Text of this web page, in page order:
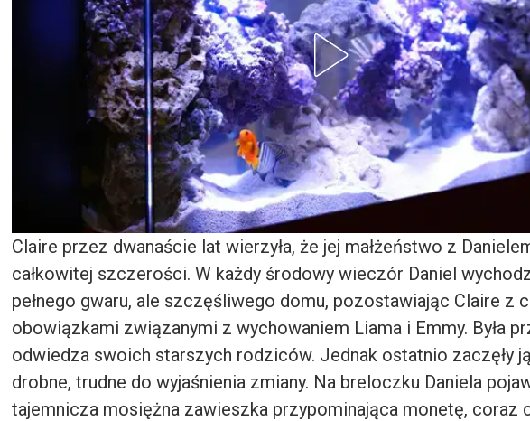
Claire przez dwanaście lat wierzyła, że jej małżeństwo z
całkowitej szczerości. W każdy środowy wieczór Daniel
pełnego gwaru, ale szczęśliwego domu, pozostawiając Claire z
obowiązkami związanymi z wychowaniem Liama i Emmy. Była
odwiedza swoich starszych rodziców. Jednak ostatnio zaczęły
drobne, trudne do wyjaśnienia zmiany. Na breloczku Daniela
tajemnicza mosiężna zawieszka przypominająca monetę, coraz